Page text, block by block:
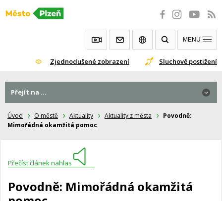
Přeskočit
Zjednodušené zobrazení Sluchově postižení
MENU
Úvod O městě Aktuality Aktuality z města
Povodně:
Mimořádná okamžitá pomoc
Přečíst článek nahlas
Povodně: Mimořádná okamžitá
Přejít na ...